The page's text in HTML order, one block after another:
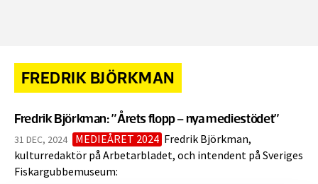
FREDRIK BJÖRKMAN
Fredrik Björkman: ”Årets flopp – nya mediestödet”
31 DEC, 2024 MEDIEÅRET 2024 Fredrik Björkman,
kulturredaktör på Arbetarbladet, och intendent på Sveriges
Fiskargubbemuseum: